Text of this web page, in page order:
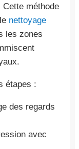
méthode
nettoyage
les zones
étapes :
des regards
avec